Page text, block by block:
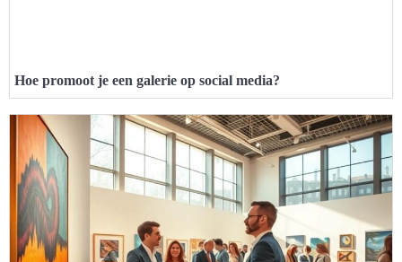
Hoe promoot je een galerie op social media?